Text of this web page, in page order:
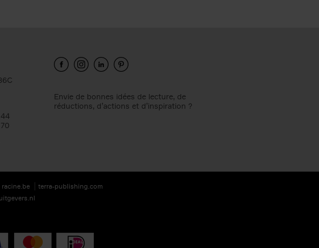
Envie de bonnes idées de lecture, de
réductions, d’actions et d’inspiration ?
racine.be
terra-publishing.com